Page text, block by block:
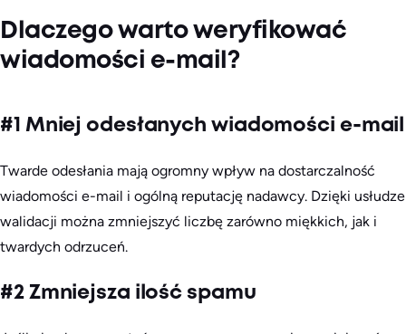
Dlaczego warto weryfikować
wiadomości e-mail?
#1 Mniej odesłanych wiadomości e-mail
Twarde odesłania mają ogromny wpływ na dostarczalność
wiadomości e-mail i ogólną reputację nadawcy. Dzięki usłudze
walidacji można zmniejszyć liczbę zarówno miękkich, jak i
twardych odrzuceń.
#2 Zmniejsza ilość spamu